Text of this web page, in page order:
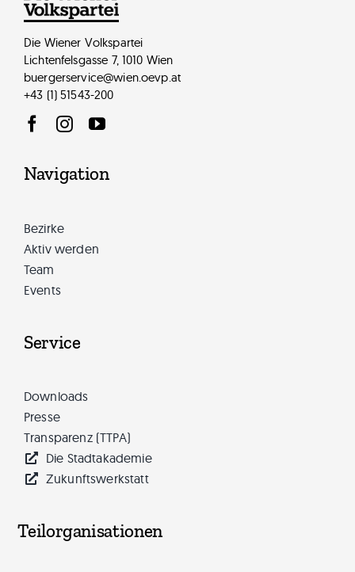
Die Wiener Volkspartei
Lichtenfelsgasse 7, 1010 Wien
buergerservice@wien.oevp.at
+43 (1) 51543-200
Navigation
Bezirke
Aktiv werden
Team
Events
Service
Downloads
Presse
Transparenz (TTPA)
Die Stadtakademie
Zukunftswerkstatt
Teilorganisationen